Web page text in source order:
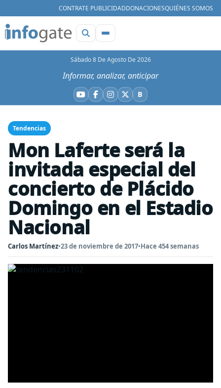
CONTRATE PUBLICIDADDONACIONESQUIÉNES SOMOS
Sábado 8 De Agosto De 2026
Informar, analizar, anticipar
YouTube
Facebook
Instagram
X BBluesky
Tendencias
Mon Laferte será la
invitada especial del
concierto de Plácido
Domingo en el Estadio
Nacional
Carlos Martínez•23 de noviembre de 2017•Hace 454 semanas